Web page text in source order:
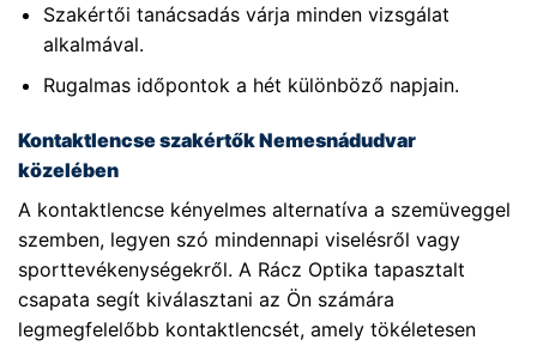
Szakértői tanácsadás várja minden vizsgálat
alkalmával.
Rugalmas időpontok a hét különböző napjain.
Kontaktlencse szakértők Nemesnádudvar
közelében
A kontaktlencse kényelmes alternatíva a szemüveggel
szemben, legyen szó mindennapi viselésről vagy
sporttevékenységekről. A Rácz Optika tapasztalt
csapata segít kiválasztani az Ön számára
legmegfelelőbb kontaktlencsét, amely tökéletesen